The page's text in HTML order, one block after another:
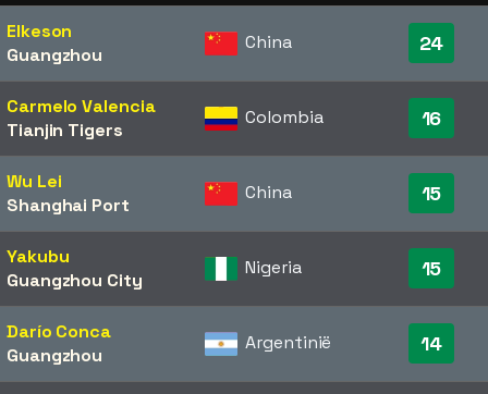
Elkeson
Guangzhou
China 24
Carmelo Valencia
Tianjin Tigers
Colombia 16
Wu Lei
Shanghai Port
China 15
Yakubu
Guangzhou City
Nigeria 15
Darío Conca
Guangzhou
Argentinië 14